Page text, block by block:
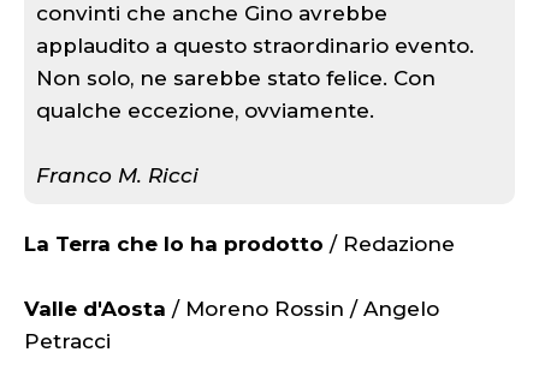
convinti che anche Gino avrebbe
applaudito a questo straordinario evento.
Non solo, ne sarebbe stato felice. Con
qualche eccezione, ovviamente.
Franco M. Ricci
La Terra che lo ha prodotto / Redazione
Valle d'Aosta / Moreno Rossin / Angelo
Petracci